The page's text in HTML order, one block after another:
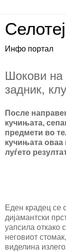
Инфо портал
Шокови на
задник,
После
кучињата,
предмети во
кучињата оваа
луѓето
Еден крадец се
дијамантски
уапсила откако
неговиот
виделина